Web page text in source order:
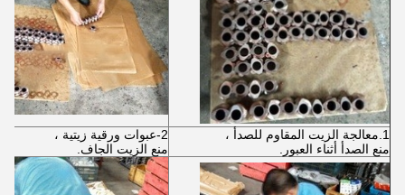
1.معالجة الزيت المقاوم للصدأ ،
منع الصدأ أثناء العبور.
2-عبوات ورقية زيتية ،
منع الزيت الجاف.